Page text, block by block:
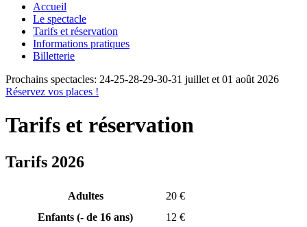
Accueil
Le spectacle
Tarifs et réservation
Informations pratiques
Billetterie
Prochains spectacles: 24-25-28-29-30-31 juillet et 01 août 2026
Réservez vos places !
Tarifs et réservation
Tarifs 2026
Adultes
20 €
Enfants (- de 16 ans)
12 €